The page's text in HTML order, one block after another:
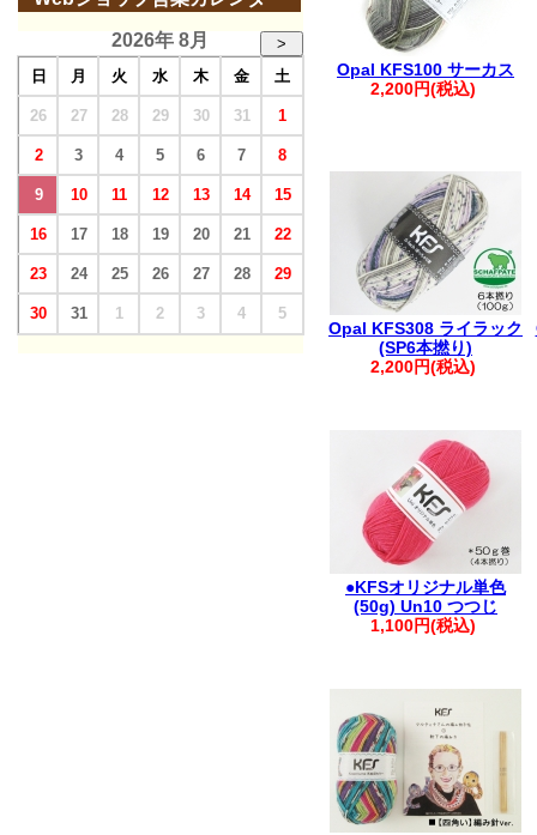
Opal KFS100 サーカス
2,200円(税込)
Opal KFS308 ライラック
(SP6本撚り)
2,200円(税込)
●KFSオリジナル単色
(50g) Un10 つつじ
1,100円(税込)
2026年 8月
>
日
月 火 水 木 金 土
26 27 28 29 30 31 1
2 3 4 5 6 7 8
9 10 11 12 13 14 15
16 17 18 19 20 21 22
23 24 25 26 27 28 29
30 31 1 2 3 4 5